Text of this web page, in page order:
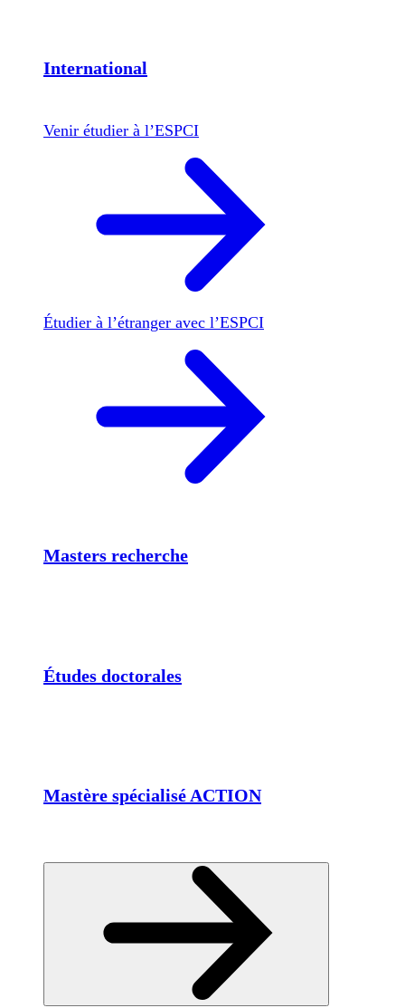
International
Venir étudier à l’ESPCI
Étudier à l’étranger avec l’ESPCI
Masters recherche
Études doctorales
Mastère spécialisé ACTION